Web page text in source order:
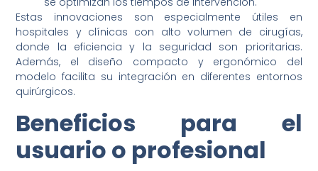
Estas innovaciones son especialmente útiles en
hospitales y clínicas con alto volumen de cirugías,
donde la eficiencia y la seguridad son prioritarias.
Además, el diseño compacto y ergonómico del
modelo facilita su integración en diferentes entornos
quirúrgicos.
Beneficios para el
usuario o profesional